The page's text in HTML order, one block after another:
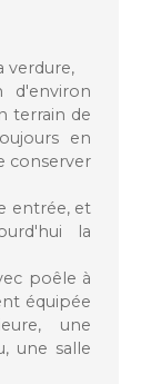
verdure,
d'environ
terrain de
en
conserver
entrée, et
la
poêle à
équipée
une
une salle